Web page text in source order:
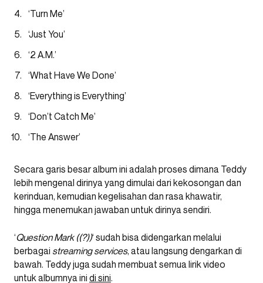
‘Turn Me’
‘Just You’
‘2 A.M.’
‘What Have We Done’
‘Everything is Everything’
‘Don’t Catch Me’
‘The Answer’
Secara garis besar album ini adalah proses dimana Teddy
lebih mengenal dirinya yang dimulai dari kekosongan dan
kerinduan, kemudian kegelisahan dan rasa khawatir,
hingga menemukan jawaban untuk dirinya sendiri.
‘Question Mark ((?))‘ sudah bisa didengarkan melalui
berbagai streaming services, atau langsung dengarkan di
bawah. Teddy juga sudah membuat semua lirik video
untuk albumnya ini di sini.